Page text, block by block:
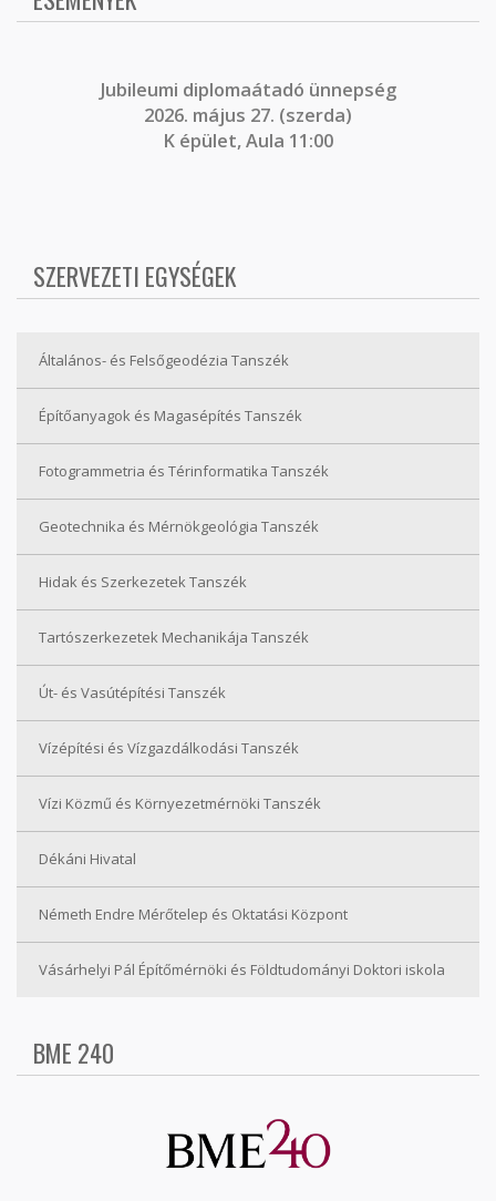
Jubileumi diplomaátadó ünnepség
2026. május 27. (szerda)
K épület, Aula 11:00
SZERVEZETI EGYSÉGEK
Általános- és Felsőgeodézia Tanszék
Építőanyagok és Magasépítés Tanszék
Fotogrammetria és Térinformatika Tanszék
Geotechnika és Mérnökgeológia Tanszék
Hidak és Szerkezetek Tanszék
Tartószerkezetek Mechanikája Tanszék
Út- és Vasútépítési Tanszék
Vízépítési és Vízgazdálkodási Tanszék
Vízi Közmű és Környezetmérnöki Tanszék
Dékáni Hivatal
Németh Endre Mérőtelep és Oktatási Központ
Vásárhelyi Pál Építőmérnöki és Földtudományi Doktori iskola
BME 240